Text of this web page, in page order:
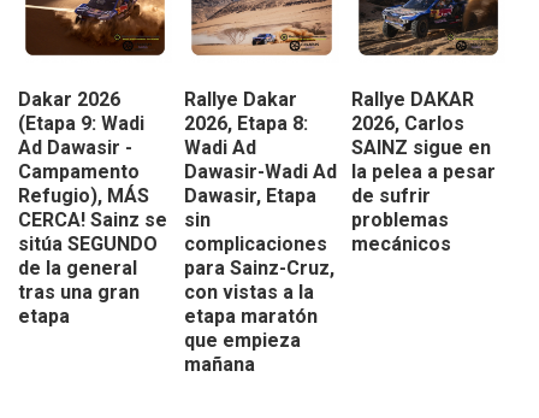
Dakar 2026
(Etapa 9: Wadi
Ad Dawasir -
Campamento
Refugio), MÁS
CERCA! Sainz se
sitúa SEGUNDO
de la general
tras una gran
etapa
Rallye Dakar
2026, Etapa 8:
Wadi Ad
Dawasir-Wadi Ad
Dawasir, Etapa
sin
complicaciones
para Sainz-Cruz,
con vistas a la
etapa maratón
que empieza
mañana
Rallye DAKAR
2026, Carlos
SAINZ sigue en
la pelea a pesar
de sufrir
problemas
mecánicos